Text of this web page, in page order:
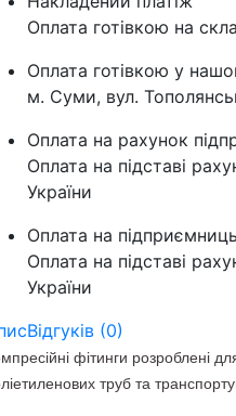
Оплата готівкою на
Оплата готівкою у
м. Суми, вул.
Оплата на рахунок
Оплата на підставі
України
Оплата на
Оплата на підставі
України
Відгуків (0)
фітинги розроблені
труб та